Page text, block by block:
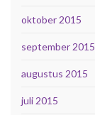
oktober 2015
september 2015
augustus 2015
juli 2015